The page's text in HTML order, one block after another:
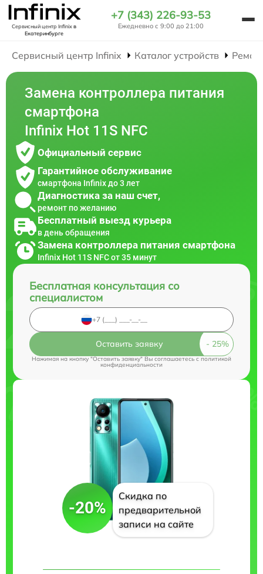
Сервисный центр Infinixв
Екатеринбурге
+7 (343) 226-93-53
Ежедневно с 9:00 до 21:00
Сервисный центр Infinix Каталог устройств
Замена контроллера питания
смартфона
Infinix Hot 11S NFC
Официальный сервис
Гарантийное обслуживание
смартфона Infinix до 3 лет
Диагностика за наш счет,
ремонт по желанию
Бесплатный выезд курьера
в день обращения
Замена контроллера питания смартфона
Infinix Hot 11S NFC от 35 минут
Бесплатная консультация со
специалистом
Оставить заявку
Нажимая на кнопку "Оставить заявку" Вы соглашаетесь cполитикой
конфиденциальности
-20%
Скидка по
предварительной
записи на сайте